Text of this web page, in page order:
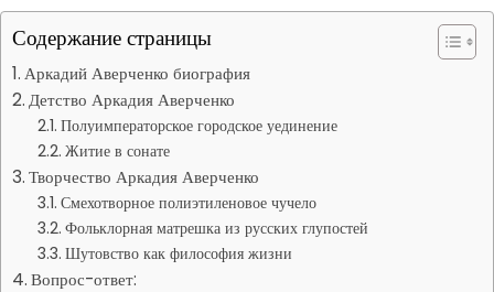
Содержание страницы
Аркадий Аверченко биография
Детство Аркадия Аверченко
Полуимператорское городское уединение
Житие в сонате
Творчество Аркадия Аверченко
Смехотворное полиэтиленовое чучело
Фольклорная матрешка из русских глупостей
Шутовство как философия жизни
Вопрос-ответ: